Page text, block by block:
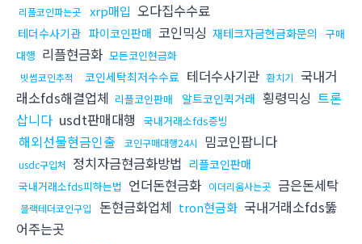
리플코인파는곳 xrp매입 오다집수수료
테더수사기관 파이코인판매 코인믹싱 재테크자금현금화문의
구매
대행 리플현금화 모든코인현금화
빗썸코인추적 코인세탁최저수수료 테더수사기관 환치기 국내거
래소fds해결업체 리플코인판매 알트코인퀵거래 횡령믹싱 트론
삽니다 usdt판매대행 국내거래소fds증빙
해외선물현금인출 코인구매대행24시 밈코인팝니다
usdc구입처 정치자금현금화방법 리플코인판매
국내거래소fds피하는법 언더돈현금화 이더리움사는곳 금은돈세탁
블랙테더코인구입 돈현금화업체 tron현금화 국내거래소fds뚫
어주는곳